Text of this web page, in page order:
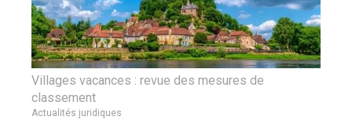
Villages vacances : revue des mesures de
classement
Actualités juridiques